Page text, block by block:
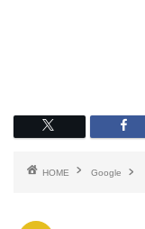
HOME Google